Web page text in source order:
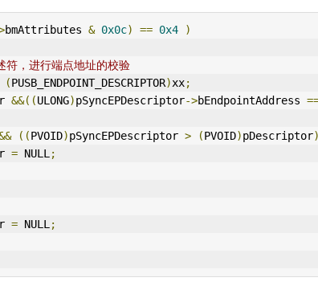
bmAttributes & 0x0c) == 0x4
)
符，进行端点地址的校验
(PUSB_ENDPOINT_DESCRIPTOR)xx;
&&((ULONG)pSyncEPDescriptor->bEndpointAddress
((PVOID)pSyncEPDescriptor > (PVOID)pDescriptor
= NULL ;
= NULL ;